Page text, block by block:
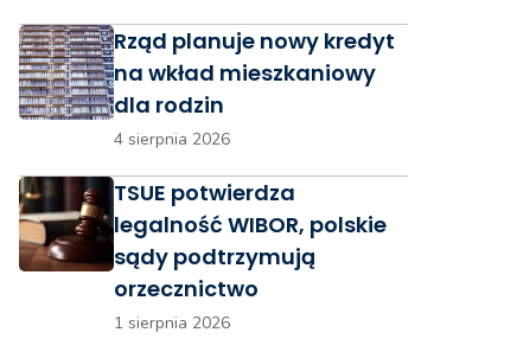
Rząd planuje nowy kredyt
na wkład mieszkaniowy
dla rodzin
4 sierpnia 2026
TSUE potwierdza
legalność WIBOR, polskie
sądy podtrzymują
orzecznictwo
1 sierpnia 2026